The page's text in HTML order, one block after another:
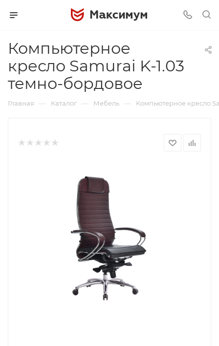
Компьютерное
кресло Samurai K-1.03
темно-бордовое
Главная — Каталог — Мебель — Компьютерное кресло